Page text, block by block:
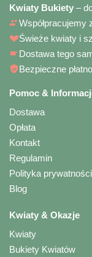
Kwiaty Bukiety –
Współpracujemy
Świeże kwiaty i
Dostawa tego
Bezpieczne
Pomoc &
Dostawa
Opłata
Kontakt
Regulamin
Polityka prywatności
Blog
Kwiaty & Okazje
Kwiaty
Bukiety Kwiatów